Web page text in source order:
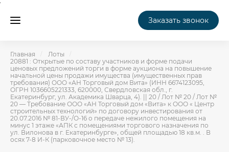
Заказать звонок
Главная
Лоты
20881 : Открытые по составу участников и форме подачи
ценовых предложений торги в форме аукциона на повышение
начальной цены продажи имущества (имущественных прав
требования) ООО «АН Торговый дом Вита» (ИНН 6674123095,
ОГРН 1036605221333, 620000, Свердловская обл., г.
Екатеринбург, ул. Академика Шварца, 4). || 20 / Лот № 20 / Лот №
20 — Требование ООО «АН Торговый дом «Вита» к ООО « Центр
строительных технологий» по договору инвестирования от
20.07.2016 № 81-ВУ-/О-16 о передаче нежилого помещения на
минус 1 этаже «АПК с помещениями торгового назначения по
ул. Вилонова в г. Екатеринбурге», общей площадью 18 кв.м. . В
осях 7-8 И-К (парковочное место № 13).